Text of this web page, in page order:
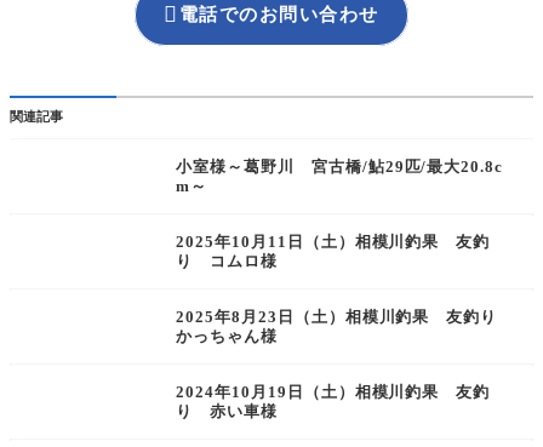
 電話でのお問い合わせ
関連記事
小室様～葛野川 宮古橋/鮎29匹/最大20.8c
m～
2025年10月11日（土）相模川釣果 友釣
り コムロ様
2025年8月23日（土）相模川釣果 友釣り
かっちゃん様
2024年10月19日（土）相模川釣果 友釣
り 赤い車様